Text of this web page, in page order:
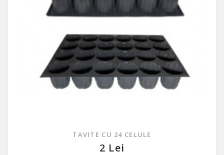
TAVITE CU 24 CELULE
2 Lei